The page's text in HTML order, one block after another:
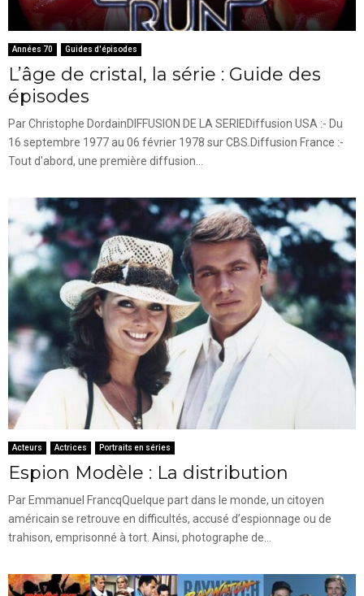
Années 70 Guides d'épisodes
L’âge de cristal, la série : Guide des
épisodes
Par Christophe DordainDIFFUSION DE LA SERIEDiffusion USA :- Du
16 septembre 1977 au 06 février 1978 sur CBS.Diffusion France :-
Tout d'abord, une première diffusion...
Acteurs Actrices Portraits en séries
Espion Modèle : La distribution
Par Emmanuel FrancqQuelque part dans le monde, un citoyen
américain se retrouve en difficultés, accusé d’espionnage ou de
trahison, emprisonné à tort. Ainsi, photographe de...